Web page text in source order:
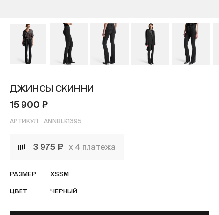
ДЖИНСЫ СКИННИ
15 900 ₽
АРТИКУЛ: ANNBLK1395
3 975 ₽ х 4 платежа
РАЗМЕР XSSM
ЦВЕТ ЧЕРНЫЙ